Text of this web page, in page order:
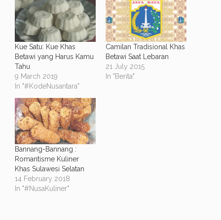
Kue Satu: Kue Khas
Betawi yang Harus Kamu
Tahu
9 March 2019
In "#KodeNusantara"
Camilan Tradisional Khas
Betawi Saat Lebaran
21 July 2015
In "Berita"
Bannang-Bannang :
Romantisme Kuliner
Khas Sulawesi Selatan
14 February 2018
In "#NusaKuliner"